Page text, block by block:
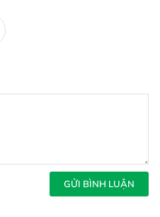
GỬI BÌNH LUẬN